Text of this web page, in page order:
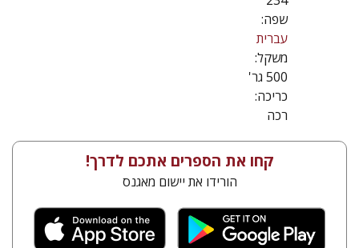
שפה:
עברית
משקל:
500 גר'
כריכה:
רכה
קחו את הספרים אתכם לדרך!
הורידו את יישום מאגנס